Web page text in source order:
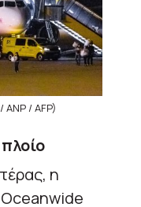
ANP / AFP)
η
Oceanwide